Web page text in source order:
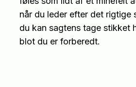
når du leder efter det rigtige
du kan sagtens tage stikket
blot du er forberedt.